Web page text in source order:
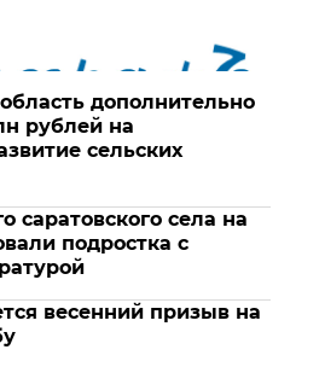
дополнительно
рублей на
сельских
саратовского села на
подростка с
весенний призыв на